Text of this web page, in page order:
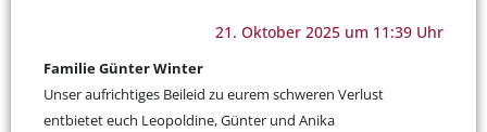
21. Oktober 2025 um 11:39 Uhr
Familie Günter Winter
Unser aufrichtiges Beileid zu eurem schweren Verlust
entbietet euch Leopoldine, Günter und Anika